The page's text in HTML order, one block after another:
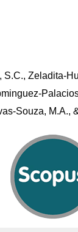
S.C., Zeladita-
Souza, M.A.,